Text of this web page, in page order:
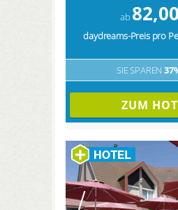
ab 82,00
daydreams-Preis pro
SIE SPAREN
ZUM